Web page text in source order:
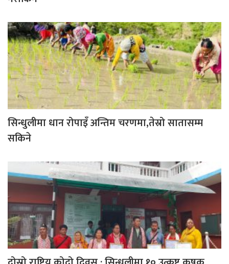
सिन्धुलीमा धान रोपाइँ अन्तिम चरणमा,तेस्रो सातासम्म
सकिने